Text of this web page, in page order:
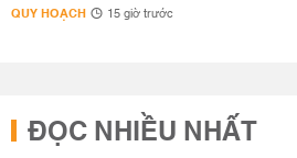
QUY HOẠCH 15 giờ trước
ĐỌC NHIỀU NHẤT